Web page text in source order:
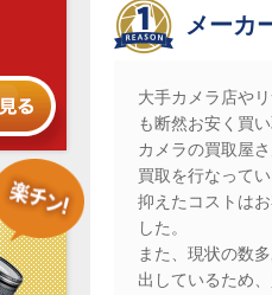
メーカ
大手カメラ店や
も断然お安く買
カメラの買取屋
買取を行なってい
抑えたコストは
した。
また、現状の数
出しているため